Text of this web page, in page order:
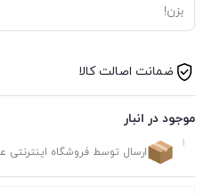
بزن!
ضمانت اصالت کالا
موجود در انبار
ارسال توسط فروشگاه اینترنتی